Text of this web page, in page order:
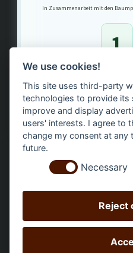
In Zusammenarbeit mit den
1
Alle Preise inkl. gesetzl.
We use cookies!
This site uses third-party
technologies to provide its
improve and display
users' interests. I agree to
change my consent at
future.
Necessary
Reject